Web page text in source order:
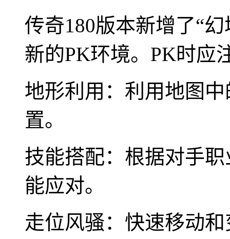
传奇180版本新增了“
新的PK环境。PK时应
地形利用：利用地图
置。
技能搭配：根据对手
能应对。
走位风骚：快速移动